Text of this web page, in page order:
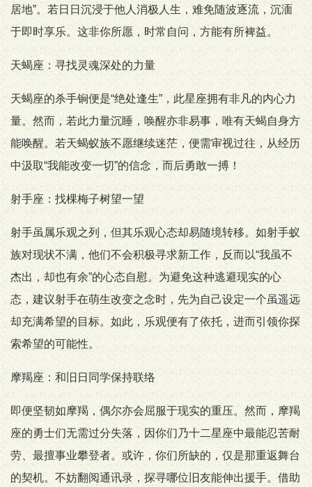
居地”。若日日沉浸于他人消极人生，难免随波逐流，沉湎
于即时享乐。这非你所愿，时常自问，方能有所裨益。
天蝎座：寻找灵魂深处的力量
天蝎座的杀手锏便是“绝处逢生”，此星座拥有非凡的内心力
量。然而，若此力量沉睡，唤醒亦非易事，唯有天蝎自身方
能唤醒。若天蝎蚁族不愿继续迷茫，便需审视过往，从经历
中汲取“我能改变一切”的信念，而后勇敢一搏！
射手座：找棵梅子树望一望
射手虽属乐观之列，但其乐观心态却易随境转移。如射手蚁
族对现状不满，他们不会积极寻求新工作，反而以“我虽不
杰出，却也有余”的心态自慰。为避免这种逃避现实的心
态，建议射手在萌生改变之念时，先为自己设定一个虽遥远
却充满希望的目标。如此，乐观便有了依托，进而引领你探
索希望的可能性。
摩羯座：和旧日同学保持联络
即便坚韧如摩羯，偶尔亦会屈服于现实的重压。然而，摩羯
座的勇士们无需过分失落，因你们乃十二星座中最能忍苦耐
劳、最擅事业攀登者。或许，你们所缺的，仅是那重返舞台
的契机。不妨翻阅通讯录，探寻哪位旧友能伸出援手。借助